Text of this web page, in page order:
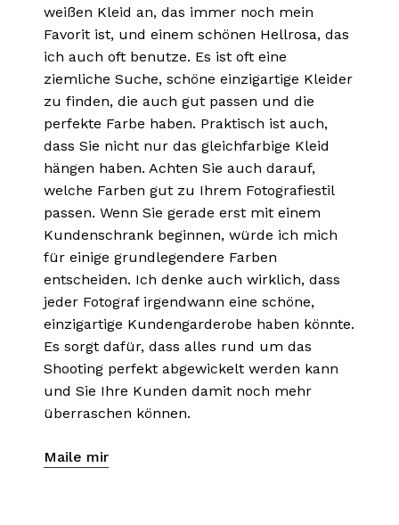
weißen Kleid an, das immer noch mein
Favorit ist, und einem schönen Hellrosa, das
ich auch oft benutze. Es ist oft eine
ziemliche Suche, schöne einzigartige Kleider
zu finden, die auch gut passen und die
perfekte Farbe haben. Praktisch ist auch,
dass Sie nicht nur das gleichfarbige Kleid
hängen haben. Achten Sie auch darauf,
welche Farben gut zu Ihrem Fotografiestil
passen. Wenn Sie gerade erst mit einem
Kundenschrank beginnen, würde ich mich
für einige grundlegendere Farben
entscheiden. Ich denke auch wirklich, dass
jeder Fotograf irgendwann eine schöne,
einzigartige Kundengarderobe haben könnte.
Es sorgt dafür, dass alles rund um das
Shooting perfekt abgewickelt werden kann
und Sie Ihre Kunden damit noch mehr
überraschen können.
Maile mir